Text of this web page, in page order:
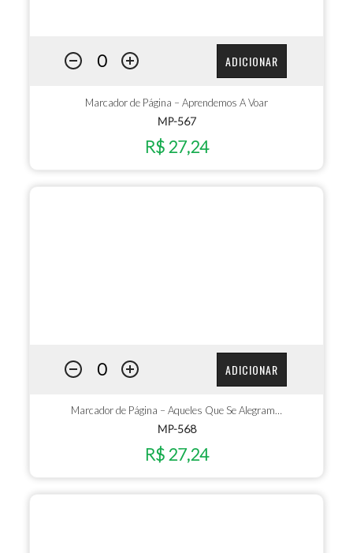
ADICIONAR
Marcador de Página – Aprendemos A Voar
MP-567
R$ 27,24
ADICIONAR
Marcador de Página – Aqueles Que Se Alegram…
MP-568
R$ 27,24